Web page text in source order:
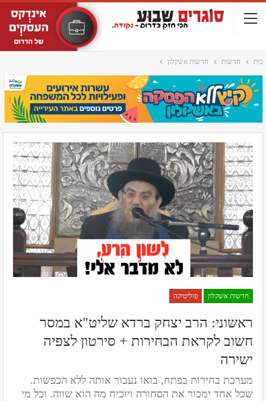
בית חדשות חדשות אשקלון
חדשות אשקלון פוליטיקה
ראשוני: הרב יצחק ברדא שליט"א במסר
חשוב לקראת הבחירות + סירטון לצפיה
ישירה
מערכת בחירות בפתח, בואו נעבור אותה ללא הכפשות.
שכל אחד ימכור את הסחורה ויוכיח מה הוא שווה. וכל מי